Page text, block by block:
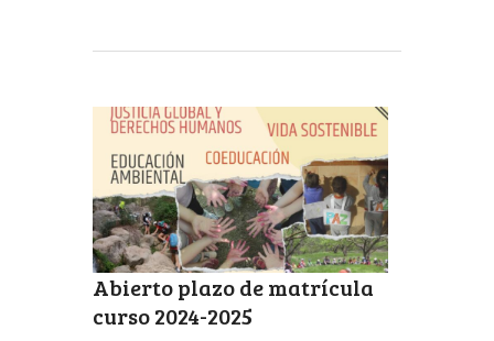
Abierto plazo de matrícula
curso 2024-2025